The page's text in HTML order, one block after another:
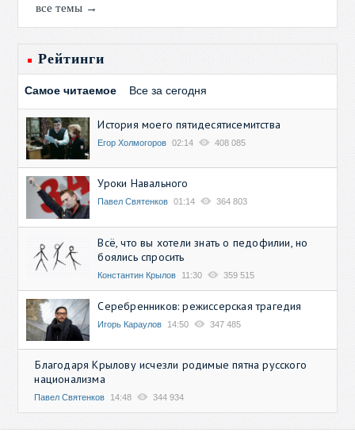
все темы →
Рейтинги
Самое читаемое Все за сегодня
История моего пятидесятисемитства
Егор Холмогоров 02:14 408 085
Уроки Навального
Павел Святенков 01:14 364 803
Всё, что вы хотели знать о педофилии, но
боялись спросить
Константин Крылов 11:30 359 515
Серебренников: режиссерская трагедия
Игорь Караулов 14:50 347 485
Благодаря Крылову исчезли родимые пятна русского
национализма
Павел Святенков 14:48 344 934